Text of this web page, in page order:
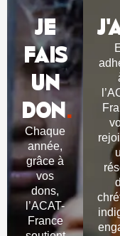
JE
FAIS
UN
DON.
Chaque
année,
grâce à
vos
dons,
l’ACAT-
France